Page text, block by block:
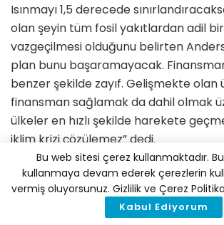
Isınmayı 1,5 derecede
olan şeyin tüm fosil yakıtlardan adil
vazgeçilmesi olduğunu belirten
plan bunu başaramayacak.
benzer şekilde zayıf. Gelişmekte olan
finansman sağlamak da dahil olmak
ülkeler en hızlı şekilde harekete
iklim krizi çözülemez” dedi.
Anderson STK olarak, taslak belgenin
elden geçirilmesini talep etti.
Tearfund’da kıdemli Afrika politika
Bu web sitesi çerez kullanmaktadır.
kullanmaya devam ederek çerezlerin
vermiş oluyorsunuz. Gizlilik ve Çerez
Kabul Ediyorum